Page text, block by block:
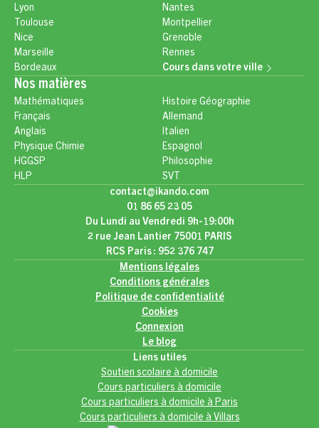
Lyon
Toulouse
Nice
Marseille
Bordeaux
Nantes
Montpellier
Grenoble
Rennes
Cours dans votre ville
Nos matières
Mathématiques
Français
Anglais
Physique Chimie
HGGSP
HLP
Histoire Géographie
Allemand
Italien
Espagnol
Philosophie
SVT
contact@ikando.com
01 86 65 23 05
Du Lundi au Vendredi 9h-19:00h
2 rue Jean Lantier 75001 PARIS
RCS Paris : 952 376 747
Mentions légales
Conditions générales
Politique de confidentialité
Cookies
Connexion
Le blog
Liens utiles
Soutien scolaire à domicile
Cours particuliers à domicile
Cours particuliers à domicile à Paris
Cours particuliers à domicile à Villars